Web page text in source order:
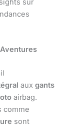
sur
aux gants
airbag.
comme
sont